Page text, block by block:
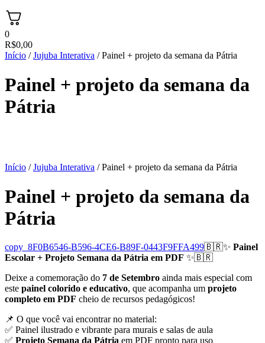
0
R$0,00
Início /Jujuba Interativa / Painel + projeto da semana da Pátria
Painel + projeto da semana da
Pátria
Início /Jujuba Interativa / Painel + projeto da semana da Pátria
Painel + projeto da semana da
Pátria
copy_8F0B6546-B596-4CE6-B89F-0443F9FFA499🇧🇷✨ Painel
Escolar + Projeto Semana da Pátria em PDF ✨🇧🇷
Deixe a comemoração do 7 de Setembro ainda mais especial com
este painel colorido e educativo, que acompanha um projeto
completo em PDF cheio de recursos pedagógicos!
📌 O que você vai encontrar no material:
✅ Painel ilustrado e vibrante para murais e salas de aula
✅ Projeto Semana da Pátria em PDF pronto para uso